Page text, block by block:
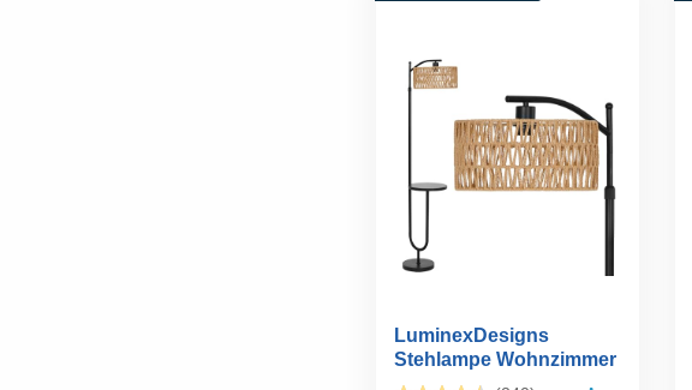
LuminexDesigns
Stehlampe Wohnzimmer
Vintage Rattan...